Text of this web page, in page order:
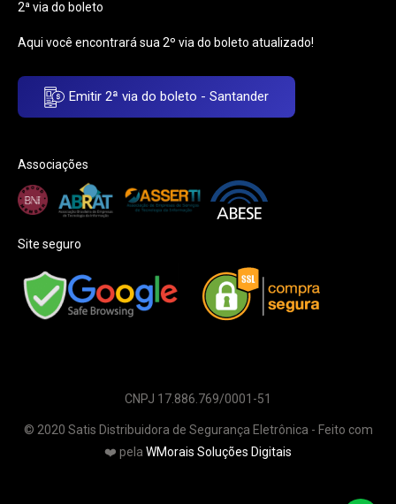
2ª via do boleto
Aqui você encontrará sua 2º via do boleto atualizado!
Emitir 2ª via do boleto - Santander
Associações
Site seguro
CNPJ 17.886.769/0001-51
© 2020 Satis Distribuidora de Segurança Eletrônica - Feito com
❤️ pela WMorais Soluções Digitais